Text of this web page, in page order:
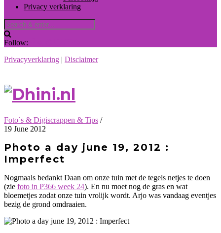
Privacy verklaring
Follow:
Privacyverklaring | Disclaimer
Foto`s & Digiscrappen & Tips /
19 June 2012
Photo a day june 19, 2012 :
Imperfect
Nogmaals bedankt Daan om onze tuin met de tegels netjes te doen
(zie foto in P366 week 24). En nu moet nog de gras en wat
bloemetjes zodat onze tuin vrolijk wordt. Arjo was vandaag eventjes
bezig de grond omdraaien.